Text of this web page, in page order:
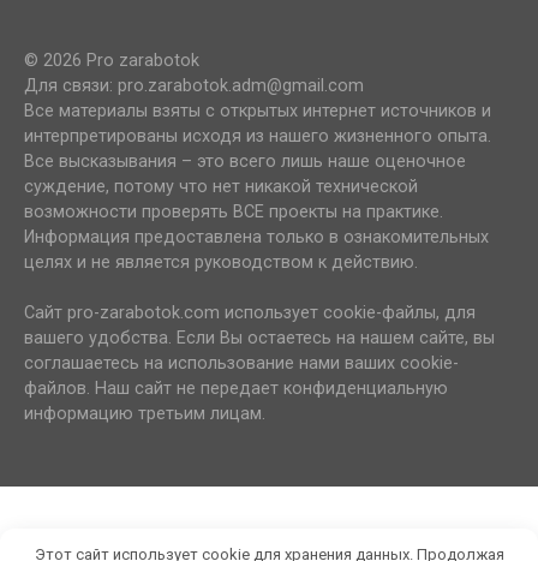
© 2026 Pro zarabotok
Для связи: pro.zarabotok.adm@gmail.com
Все материалы взяты с открытых интернет источников и
интерпретированы исходя из нашего жизненного опыта.
Все высказывания – это всего лишь наше оценочное
суждение, потому что нет никакой технической
возможности проверять ВСЕ проекты на практике.
Информация предоставлена только в ознакомительных
целях и не является руководством к действию.
Сайт pro-zarabotok.com использует cookie-файлы, для
вашего удобства. Если Вы остаетесь на нашем сайте, вы
соглашаетесь на использование нами ваших cookie-
файлов. Наш сайт не передает конфиденциальную
информацию третьим лицам.
Этот сайт использует cookie для хранения данных. Продолжая